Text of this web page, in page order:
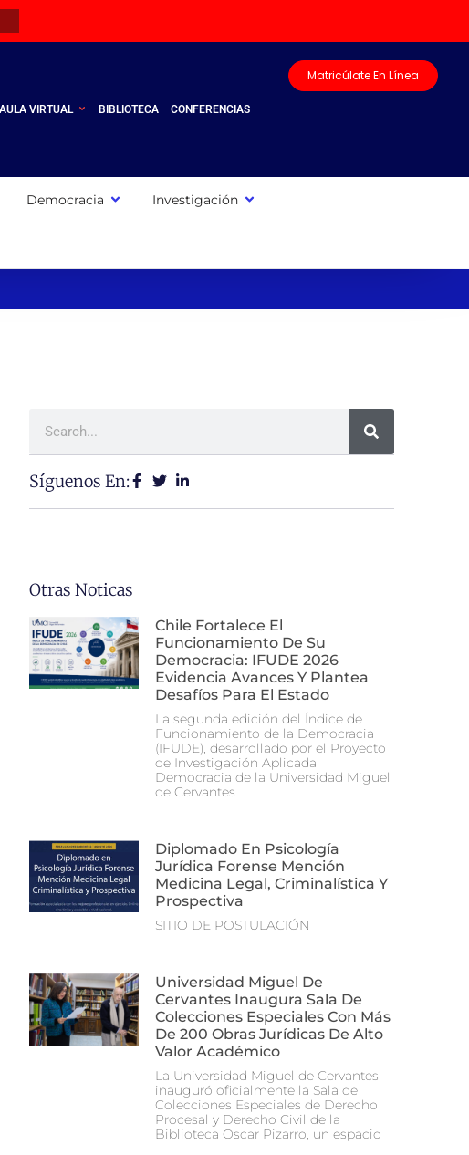
AULA VIRTUAL BIBLIOTECA CONFERENCIAS
Matricúlate En Línea
Democracia Investigación
Síguenos En:
Otras Noticas
Chile Fortalece El
Funcionamiento De Su
Democracia: IFUDE 2026
Evidencia Avances Y Plantea
Desafíos Para El Estado
La segunda edición del Índice de
Funcionamiento de la Democracia
(IFUDE), desarrollado por el Proyecto
de Investigación Aplicada
Democracia de la Universidad Miguel
de Cervantes
Diplomado En Psicología
Jurídica Forense Mención
Medicina Legal, Criminalística Y
Prospectiva
SITIO DE POSTULACIÓN
Universidad Miguel De
Cervantes Inaugura Sala De
Colecciones Especiales Con Más
De 200 Obras Jurídicas De Alto
Valor Académico
La Universidad Miguel de Cervantes
inauguró oficialmente la Sala de
Colecciones Especiales de Derecho
Procesal y Derecho Civil de la
Biblioteca Oscar Pizarro, un espacio